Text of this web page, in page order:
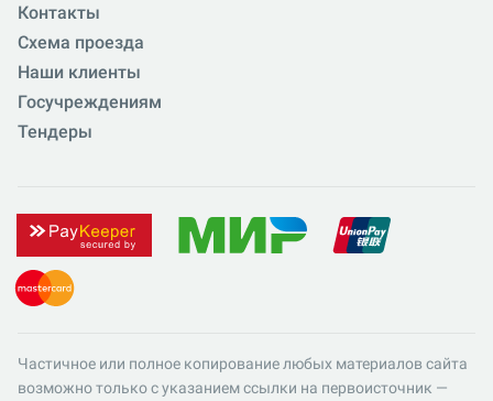
Контакты
Схема проезда
Наши клиенты
Госучреждениям
Тендеры
Частичное или полное копирование любых материалов сайта
возможно только с указанием ссылки на первоисточник —